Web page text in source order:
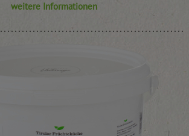
weitere Informationen